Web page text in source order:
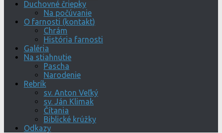
Duchovné čriepky
Na počúvanie
O farnosti (kontakt)
Chrám
História farnosti
Galéria
Na stiahnutie
Pascha
Narodenie
Rebrík
sv. Anton Veľký
sv. Ján Klimak
Čítania
Biblické krúžky
Odkazy